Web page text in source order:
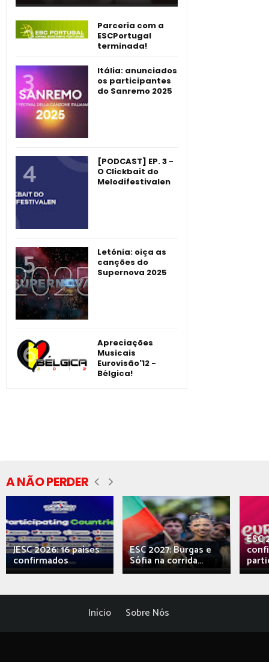
Parceria com a
ESCPortugal
terminada!
Itália: anunciados
os participantes
do Sanremo 2025
[PODCAST] EP. 3 -
O Clickbait do
Melodifestivalen
Letónia: oiça as
canções do
Supernova 2025
Apreciações
Musicais
Eurovisão'12 -
Bélgica!
A NÃO PERDER
JESC 2026: 16 países
confirmados
ESC 2027: Burgas e
Sófia na corrida...
ESC
Início Sobre Nós